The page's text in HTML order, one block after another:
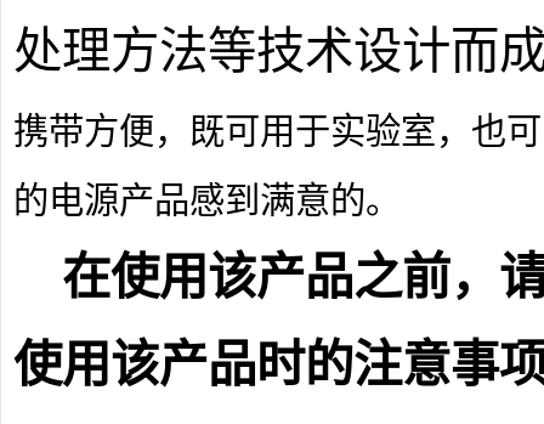
处理方法等技术设计而
携带方便，既可用于实验室，也
的电源产品感到满意的。
在使用该产品之前，
使用该产品时的注意事